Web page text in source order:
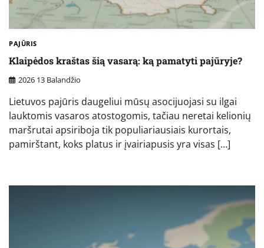
PAJŪRIS
Klaipėdos kraštas šią vasarą: ką pamatyti pajūryje?
2026 13 Balandžio
Lietuvos pajūris daugeliui mūsų asocijuojasi su ilgai
lauktomis vasaros atostogomis, tačiau neretai kelionių
maršrutai apsiriboja tik populiariausiais kurortais,
pamirštant, koks platus ir įvairiapusis yra visas […]